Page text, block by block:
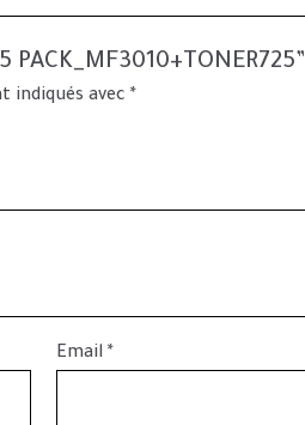
indiqués avec *
Email *